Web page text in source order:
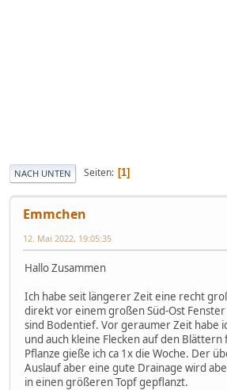
NACH UNTEN Seiten 1
Emmchen
12. Mai 2022, 19:05:35
Hallo Zusammen
Ich habe seit längerer Zeit eine recht
direkt vor einem großen Süd-Ost
sind Bodentief. Vor geraumer Zeit habe
und auch kleine Flecken auf den
Pflanze gieße ich ca 1x die Woche. Der
Auslauf aber eine gute Drainage wird
in einen größeren Topf gepflanzt.